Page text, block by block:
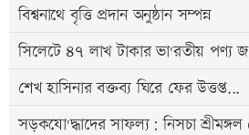
বিশ্বনাথে বৃত্তি প্রদান অনুষ্ঠান সম্পন্ন
সিলেটে ৪৭ লাখ টাকার ভা'রতীয় পণ্য
শেখ হাসিনার বক্তব্য ঘিরে ফের উত্তপ্ত...
সড়কযো'দ্ধাদের সাফল্য: নিসচা